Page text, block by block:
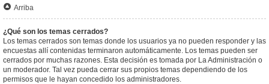
Arriba
¿Qué son los temas cerrados?
Los temas cerrados son temas donde los usuarios ya no pueden responder y las
encuestas allí contenidas terminaron automáticamente. Los temas pueden ser
cerrados por muchas razones. Esta decisión es tomada por La Administración o
un moderador. Tal vez pueda cerrar sus propios temas dependiendo de los
permisos que le hayan concedido los administradores.